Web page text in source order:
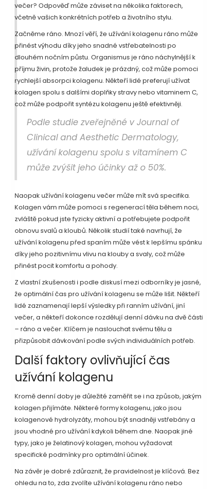
večer? Odpověď může záviset na několika faktorech,
včetně vašich konkrétních potřeb a životního stylu.
Začněme ráno. Mnozí věří, že užívání kolagenu ráno může
přinést výhodu díky jeho snadné vstřebatelnosti po
dlouhém nočním půstu. Organismus je ráno náchylnější k
příjmu živin, protože žaludek je prázdný, což může pomoci
rychlejší absorpci kolagenu. Někteří lidé preferují užívat
kolagen spolu s dalšími doplňky stravy nebo vitaminem C,
což může podpořit syntézu kolagenu ještě efektivněji.
Podle studie zveřejněné v Journal of
Clinical and Aesthetic Dermatology,
užívání kolagenu spolu s vitamínem C
může zvýšit jeho účinky až o 50%.
Naopak užívání kolagenu večer může mít svá specifika.
Kolagen vám může pomoci s regenerací těla během noci,
zvláště pokud jste fyzicky aktivní a potřebujete podpořit
obnovu svalů a kloubů. Několik studií také navrhují, že
užívání kolagenu před spaním může vést k lepšímu spánku
díky jeho pozitivnímu vlivu na klouby a svaly, což může
přinést pocit komfortu a pohody.
Z vlastní zkušenosti i podle diskusí mezi odborníky je jasné,
že optimální čas pro užívání kolagenu se může lišit. Někteří
lidé zaznamenají lepší výsledky při ranním užívání, jiní
večer, a někteří dokonce rozdělují denní dávku na dvě části
– ráno a večer. Klíčem je naslouchat svému tělu a
přizpůsobit dávkování podle svých individuálních potřeb.
Další faktory ovlivňující čas
užívání kolagenu
Kromě denní doby je důležité zaměřit se i na způsob, jakým
kolagen přijímáte. Některé formy kolagenu, jako jsou
kolagenové hydrolyzáty, mohou být snadněji vstřebány a
jsou vhodné pro užívání kdykoli během dne. Naopak jiné
typy, jako je želatinový kolagen, mohou vyžadovat
specifické podmínky pro optimální účinek.
Na závěr je dobré zdůraznit, že pravidelnost je klíčová. Bez
ohledu na to, zda zvolíte užívání kolagenu ráno nebo